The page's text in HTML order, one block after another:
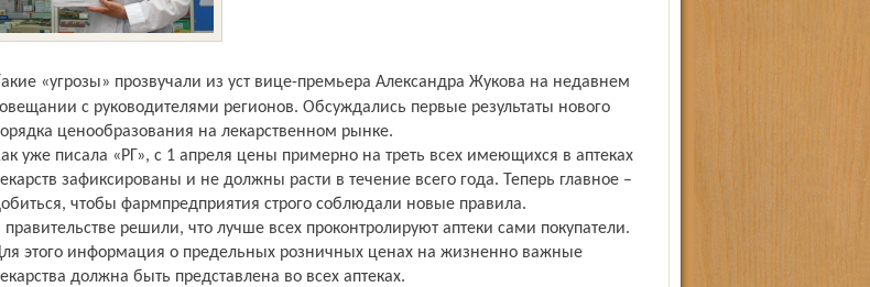
с руководителями регионов. Обсуждались первые результаты нового
ценообразования на лекарственном рынке.
уже писала «РГ», с 1 апреля цены примерно на треть всех имеющихся в аптеках
зафиксированы и не должны расти в течение всего года. Теперь главное –
чтобы фармпредприятия строго соблюдали новые правила.
правительстве решили, что лучше всех проконтролируют аптеки сами покупатели.
этого информация о предельных розничных ценах на жизненно важные
должна быть представлена во всех аптеках.